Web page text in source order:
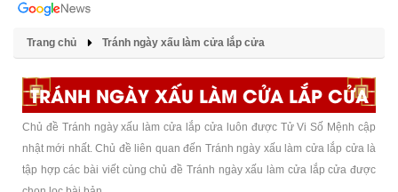
Trang chủ Tránh ngày xấu làm cửa lắp cửa
TRÁNH NGÀY XẤU LÀM CỬA LẮP CỬA
Chủ đề Tránh ngày xấu làm cửa lắp cửa luôn được Tử Vi Số Mệnh cập
nhật mới nhất. Chủ đề liên quan đến Tránh ngày xấu làm cửa lắp cửa là
tập hợp các bài viết cùng chủ đề Tránh ngày xấu làm cửa lắp cửa được